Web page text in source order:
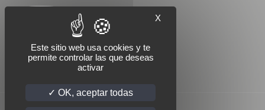
X
Este sitio web usa cookies y te
permite controlar las que deseas
activar
OK, aceptar todas